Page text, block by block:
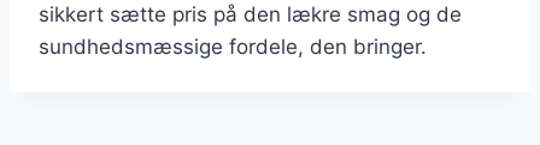
sikkert sætte pris på den lækre smag og de
sundhedsmæssige fordele, den bringer.